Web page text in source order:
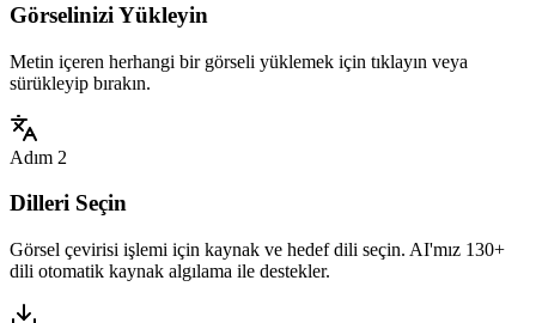
Görselinizi Yükleyin
Metin içeren herhangi bir görseli yüklemek için tıklayın veya
sürükleyip bırakın.
Adım 2
Dilleri Seçin
Görsel çevirisi işlemi için kaynak ve hedef dili seçin. AI'mız 130+
dili otomatik kaynak algılama ile destekler.